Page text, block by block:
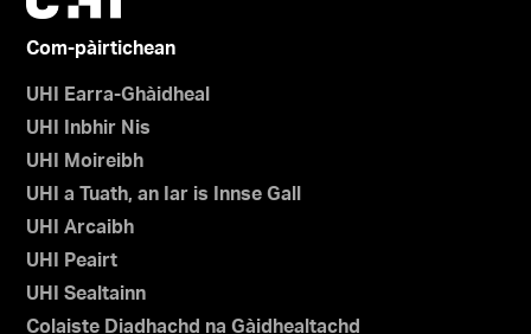
Com-pàirtichean
UHI Earra-Ghàidheal
UHI Inbhir Nis
UHI Moireibh
UHI a Tuath, an Iar is Innse Gall
UHI Arcaibh
UHI Peairt
UHI Sealtainn
Colaiste Diadhachd na Gàidhealtachd